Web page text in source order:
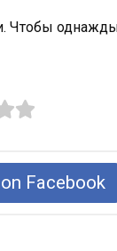
однажды
Facebook